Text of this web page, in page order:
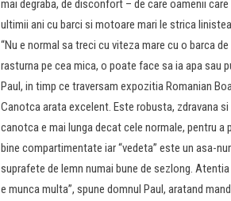
mai degraba, de disconfort – de care oamenii
ultimii ani cu barci si motoare mari le strica
“Nu e normal sa treci cu viteza mare cu o barca
rasturna pe cea mica, o poate face sa ia apa sau
Paul, in timp ce traversam expozitia Romanian
Canotca arata excelent. Este robusta, zdravana
canotca e mai lunga decat cele normale, pentru
bine compartimentate iar “vedeta” este un asa-
suprafete de lemn numai bune de sezlong.
e munca multa”, spune domnul Paul, aratand